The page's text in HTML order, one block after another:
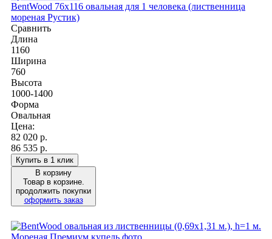
BentWood 76х116 овальная для 1 человека (лиственница
мореная Рустик)
Сравнить
Длина
1160
Ширина
760
Высота
1000-1400
Форма
Овальная
Цена:
82 020 р.
86 535 р.
Купить в 1 клик
В корзину
Товар в корзине.
продолжить покупки
оформить заказ